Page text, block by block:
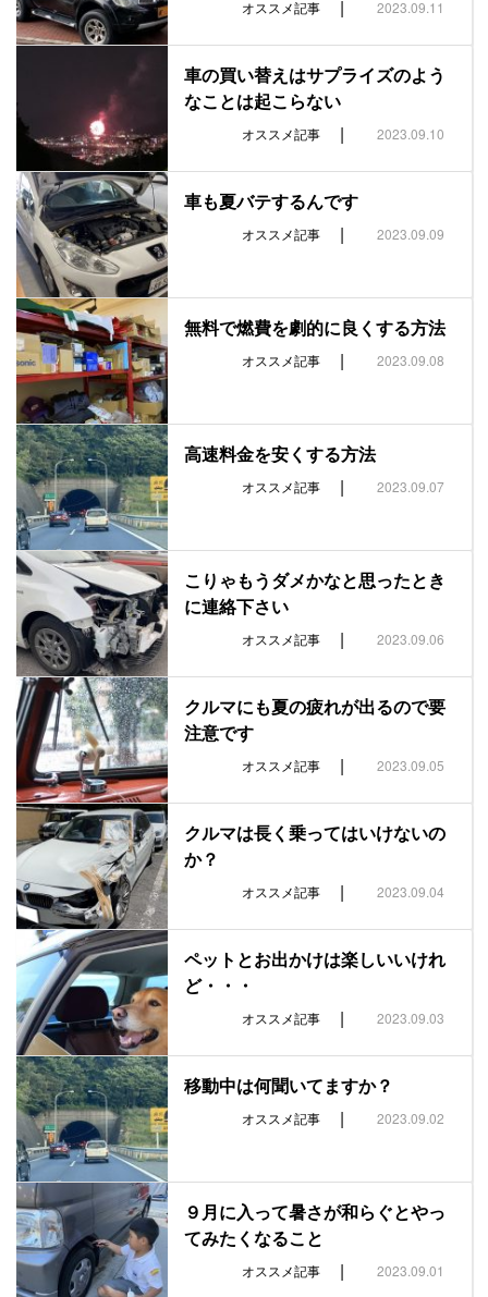
オススメ記事 | 2023.09.11
車の買い替えはサプライズのよう
なことは起こらない
オススメ記事 | 2023.09.10
車も夏バテするんです
オススメ記事 | 2023.09.09
無料で燃費を劇的に良くする方法
オススメ記事 | 2023.09.08
高速料金を安くする方法
オススメ記事 | 2023.09.07
こりゃもうダメかなと思ったとき
に連絡下さい
オススメ記事 | 2023.09.06
クルマにも夏の疲れが出るので要
注意です
オススメ記事 | 2023.09.05
クルマは長く乗ってはいけないの
か？
オススメ記事 | 2023.09.04
ペットとお出かけは楽しいいけれ
ど・・・
オススメ記事 | 2023.09.03
移動中は何聞いてますか？
オススメ記事 | 2023.09.02
９月に入って暑さが和らぐとやっ
てみたくなること
オススメ記事 | 2023.09.01